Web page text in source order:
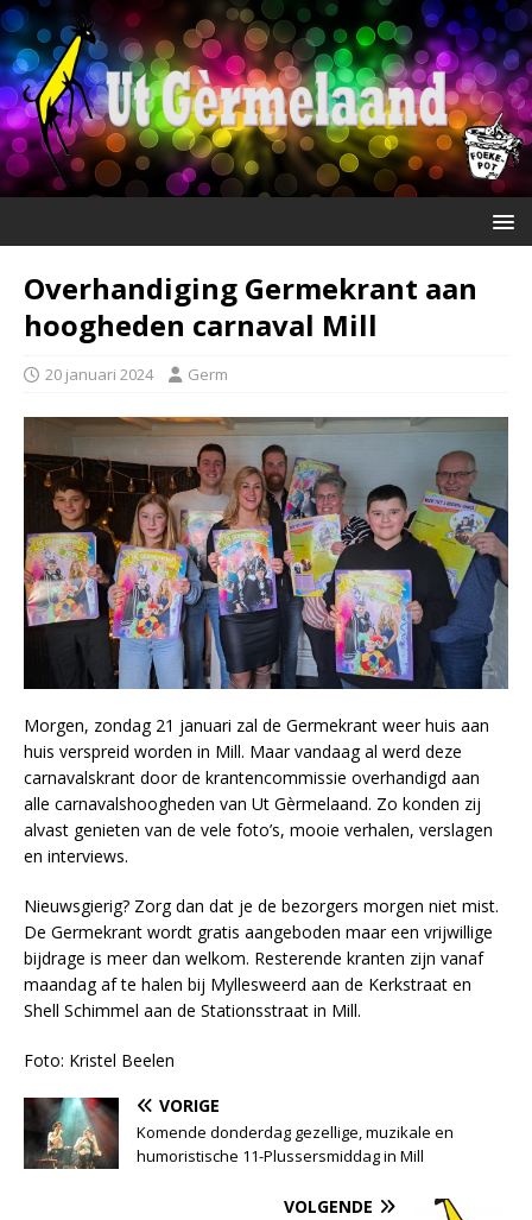
Overhandiging Germekrant aan
hoogheden carnaval Mill
20 januari 2024 Germ
Morgen, zondag 21 januari zal de Germekrant weer huis aan
huis verspreid worden in Mill. Maar vandaag al werd deze
carnavalskrant door de krantencommissie overhandigd aan
alle carnavalshoogheden van Ut Gèrmelaand. Zo konden zij
alvast genieten van de vele foto’s, mooie verhalen, verslagen
en interviews.
Nieuwsgierig? Zorg dan dat je de bezorgers morgen niet mist.
De Germekrant wordt gratis aangeboden maar een vrijwillige
bijdrage is meer dan welkom. Resterende kranten zijn vanaf
maandag af te halen bij Myllesweerd aan de Kerkstraat en
Shell Schimmel aan de Stationsstraat in Mill.
Foto: Kristel Beelen
VORIGE
Komende donderdag gezellige, muzikale en
humoristische 11-Plussersmiddag in Mill
VOLGENDE